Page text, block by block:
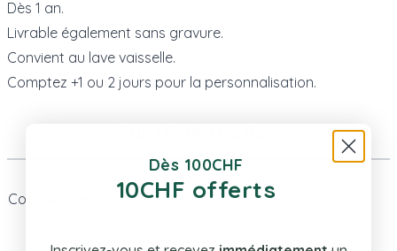
Dès 1 an.
Livrable également sans gravure.
Convient au lave vaisselle.
Comptez +1 ou 2 jours pour la personnalisation.
Code Article D-2311-1
Dès 100CHF
10CHF offerts